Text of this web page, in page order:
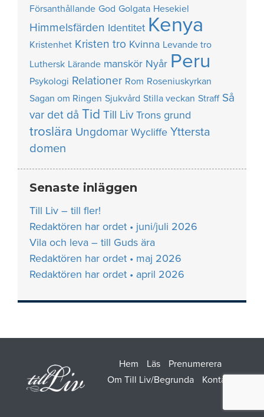
Försanthållande God Golgata Hesekiel
Himmelsfärden Identitet Kenya
Kristenhet Kristen tro Kvinna Levande tro
Luthersk Lärande manskör Nyår Peru
Psykologi Relationer Rom Roseniuskyrkan
Sagan om Ringen Sjukvård Stilla veckan Straff Så
var det då Tid Till Liv Trons grund
troslära Ungdomar Wycliffe Yttersta
domen
Senaste inläggen
Till Liv – till fler!
Redaktören har ordet • juni/juli 2026
Vila och leva – till Guds ära
Redaktören har ordet • maj 2026
Redaktören har ordet • april 2026
Hem Läs
Prenumerera
Om Till Liv/Begrunda
Kontakt